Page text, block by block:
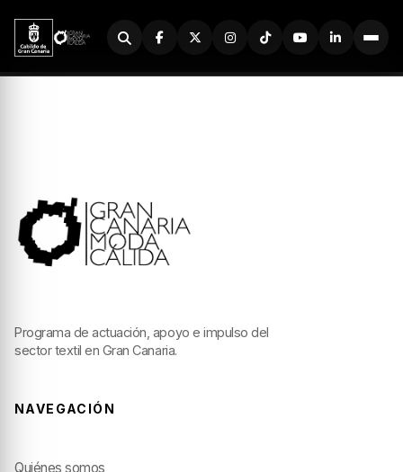
Buscador
Programa de actuación, apoyo e impulso del
sector textil en Gran Canaria.
NAVEGACIÓN
Quiénes somos